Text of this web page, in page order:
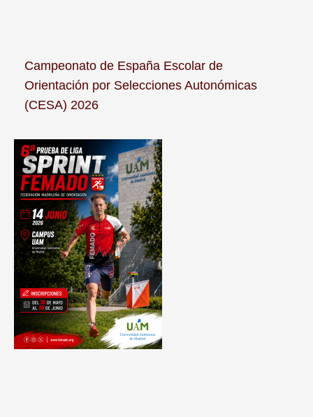
Campeonato de España Escolar de
Orientación por Selecciones Autonómicas
(CESA) 2026